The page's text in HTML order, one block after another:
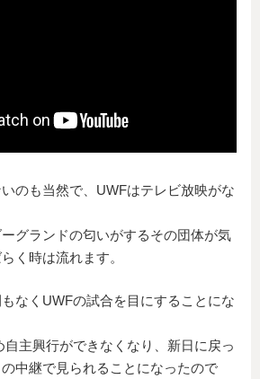
のも当然で、UWFはテレビ放映がな
グランドの匂いがするその団体が気
く時は流れます。
なくUWFの試合を目にすることにな
自主興行ができなくなり、新日に戻っ
中継で見られることになったので